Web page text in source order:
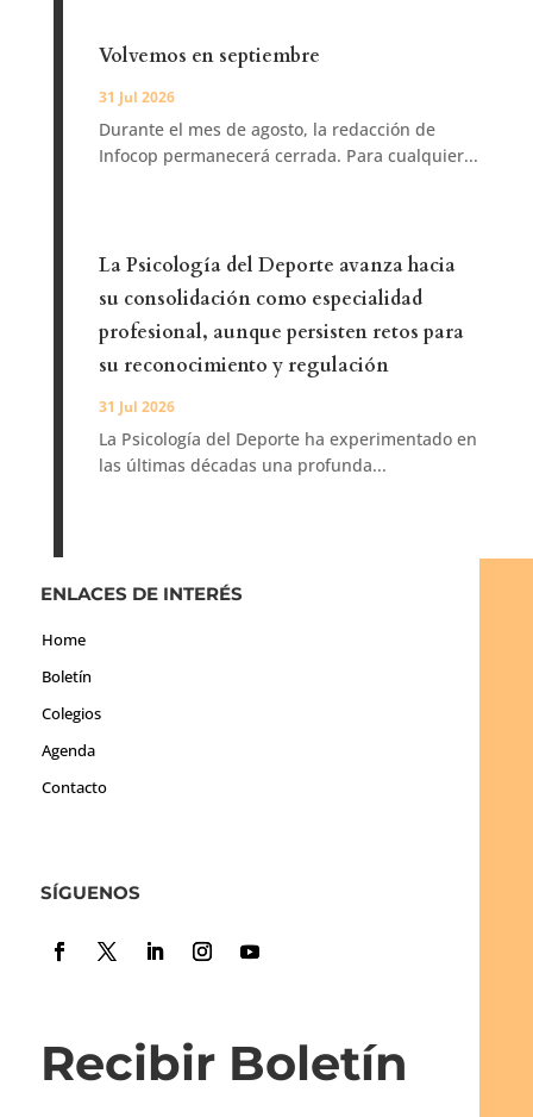
Volvemos en septiembre
31 Jul 2026
Durante el mes de agosto, la redacción de
Infocop permanecerá cerrada. Para cualquier...
La Psicología del Deporte avanza hacia
su consolidación como especialidad
profesional, aunque persisten retos para
su reconocimiento y regulación
31 Jul 2026
La Psicología del Deporte ha experimentado en
las últimas décadas una profunda...
ENLACES DE INTERÉS
Home
Boletín
Colegios
Agenda
Contacto
SÍGUENOS
Recibir Boletín